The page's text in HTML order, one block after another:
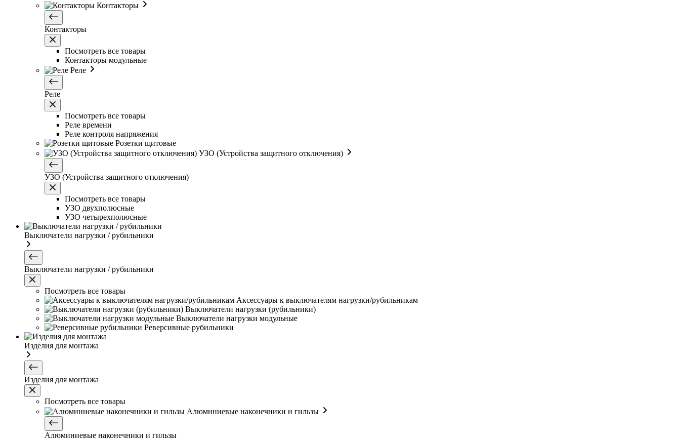
Контакторы
Контакторы
Посмотреть все товары
Контакторы модульные
Реле
Реле
Посмотреть все товары
Реле времени
Реле контроля напряжения
Розетки щитовые
УЗО (Устройства защитного отключения)
УЗО (Устройства защитного отключения)
Посмотреть все товары
УЗО двухполюсные
УЗО четырехполюсные
Выключатели нагрузки / рубильники
Выключатели нагрузки / рубильники
Посмотреть все товары
Аксессуары к выключателям нагрузки/рубильникам
Выключатели нагрузки (рубильники)
Выключатели нагрузки модульные
Реверсивные рубильники
Изделия для монтажа
Изделия для монтажа
Посмотреть все товары
Алюминиевые наконечники и гильзы
Алюминиевые наконечники и гильзы